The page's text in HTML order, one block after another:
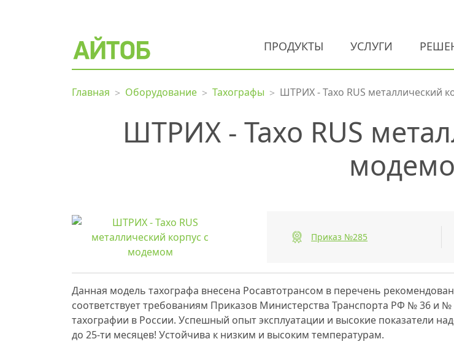
ПРОДУКТЫ УСЛУГИ
Главная Оборудование Тахографы ШТРИХ - Тахо RUS металлический
ШТРИХ - Тахо RUS
Приказ №285
Данная модель тахографа внесена Росавтотрансом в перечень
соответствует требованиям Приказов Министерства Транспорта РФ № 36 и
тахографии в России. Успешный опыт эксплуатации и высокие показатели
до 25-ти месяцев! Устойчива к низким и высоким температурам.